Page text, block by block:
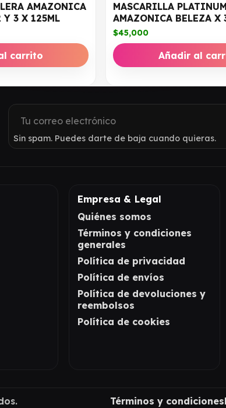
AMAZONICA
Y 3 X 125ML
carrito
MASCARILLA
AMAZONICA BELEZA X
$45,000
Añadir al
Sin spam. Puedes darte de baja cuando quieras.
Empresa & Legal
Quiénes somos
Términos y condiciones
generales
Política de privacidad
Política de envíos
Política de devoluciones y
reembolsos
Política de cookies
Términos y condiciones